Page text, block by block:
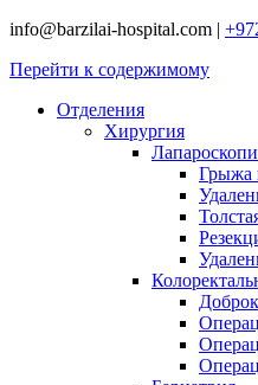
info@barzilai-hospital.com |
Перейти к содержимому
Отделения
Хирургия
Грыжа